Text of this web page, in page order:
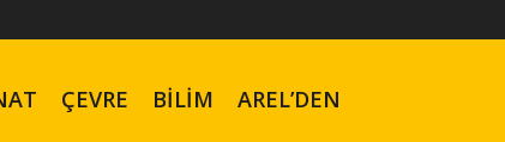
ÇEVRE BILIM AREL’DEN